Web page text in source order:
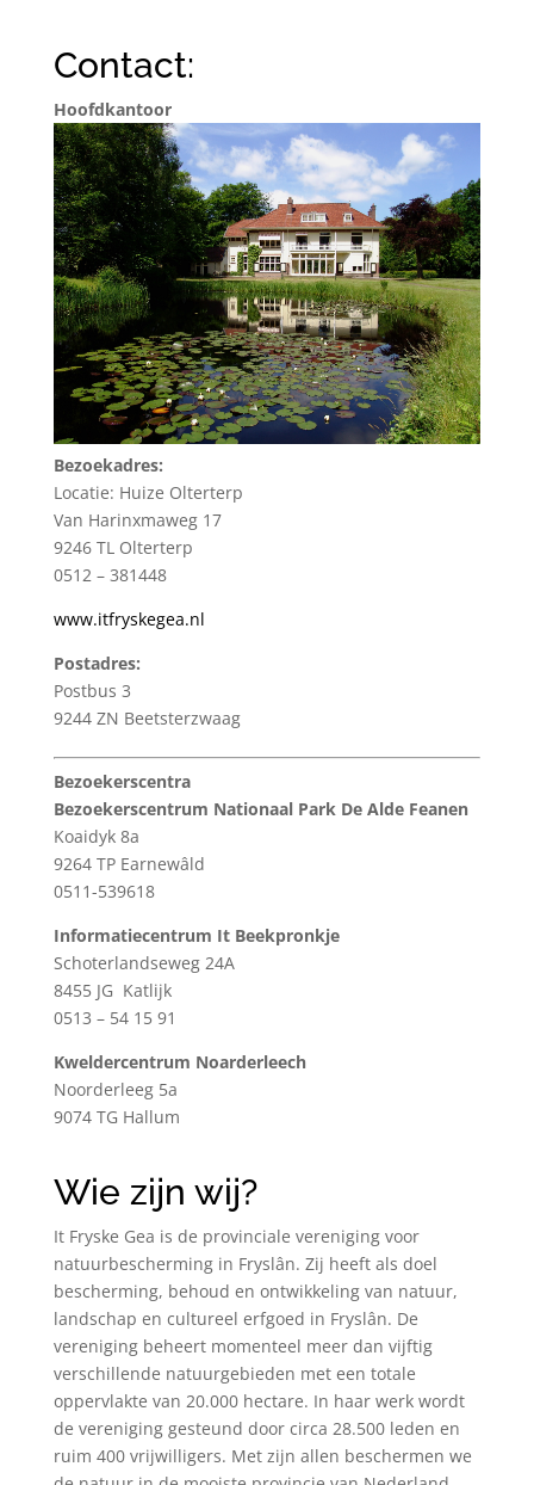
Contact:
Hoofdkantoor
Bezoekadres:
Locatie: Huize Olterterp
Van Harinxmaweg 17
9246 TL Olterterp
0512 – 381448
www.itfryskegea.nl
Postadres:
Postbus 3
9244 ZN Beetsterzwaag
Bezoekerscentra
Bezoekerscentrum Nationaal Park De Alde Feanen
Koaidyk 8a
9264 TP Earnewâld
0511-539618
Informatiecentrum It Beekpronkje
Schoterlandseweg 24A
8455 JG Katlijk
0513 – 54 15 91
Kweldercentrum Noarderleech
Noorderleeg 5a
9074 TG Hallum
Wie zijn wij?
It Fryske Gea is de provinciale vereniging voor
natuurbescherming in Fryslân. Zij heeft als doel
bescherming, behoud en ontwikkeling van natuur,
landschap en cultureel erfgoed in Fryslân. De
vereniging beheert momenteel meer dan vijftig
verschillende natuurgebieden met een totale
oppervlakte van 20.000 hectare. In haar werk wordt
de vereniging gesteund door circa 28.500 leden en
ruim 400 vrijwilligers. Met zijn allen beschermen we